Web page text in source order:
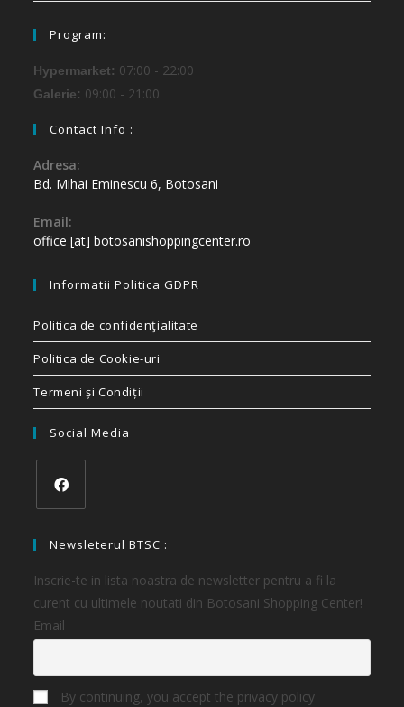
Program:
Hypermarket: 07:00 - 22:00
Galerie: 09:00 - 21:00
Contact Info :
Adresa:
Bd. Mihai Eminescu 6, Botosani
Email:
office [at] botosanishoppingcenter.ro
Informatii Politica GDPR
Politica de confidenţialitate
Politica de Cookie-uri
Termeni și Condiții
Social Media
Newsleterul BTSC :
Inscrie-te in lista noastra de newsletter pentru a fi la
curent cu ultimele noutati din Botosani Shopping Center!
Email
By continuing, you accept the privacy policy